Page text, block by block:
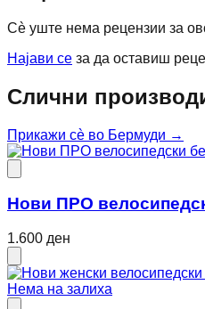
Сè уште нема рецензии за
Најави се за да оставиш
Слични
Прикажи сè во Бермуди →
Нови ПРО
1.600 ден
Нема на залиха